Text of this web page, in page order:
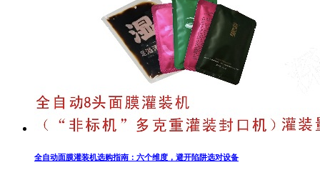
全自动面膜灌装机选购指南：六个维度，避开陷阱选对设备